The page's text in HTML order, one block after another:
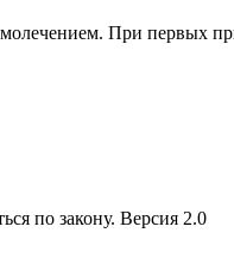
При первых
по закону. Версия 2.0